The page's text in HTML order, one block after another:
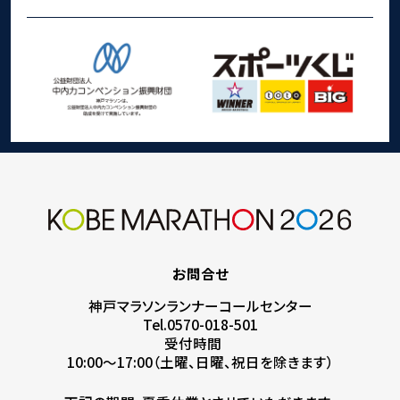
お問合せ
神戸マラソンランナーコールセンター
Tel.0570-018-501
受付時間
10:00～17:00（土曜、日曜、祝日を除きます）